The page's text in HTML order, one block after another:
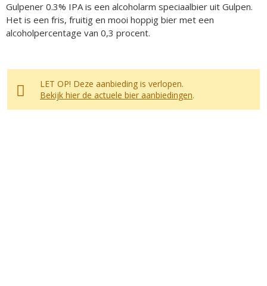
Gulpener 0.3% IPA is een alcoholarm speciaalbier uit Gulpen.
Het is een fris, fruitig en mooi hoppig bier met een
alcoholpercentage van 0,3 procent.
LET OP! Deze aanbieding is verlopen.
Bekijk hier de actuele bier aanbiedingen.